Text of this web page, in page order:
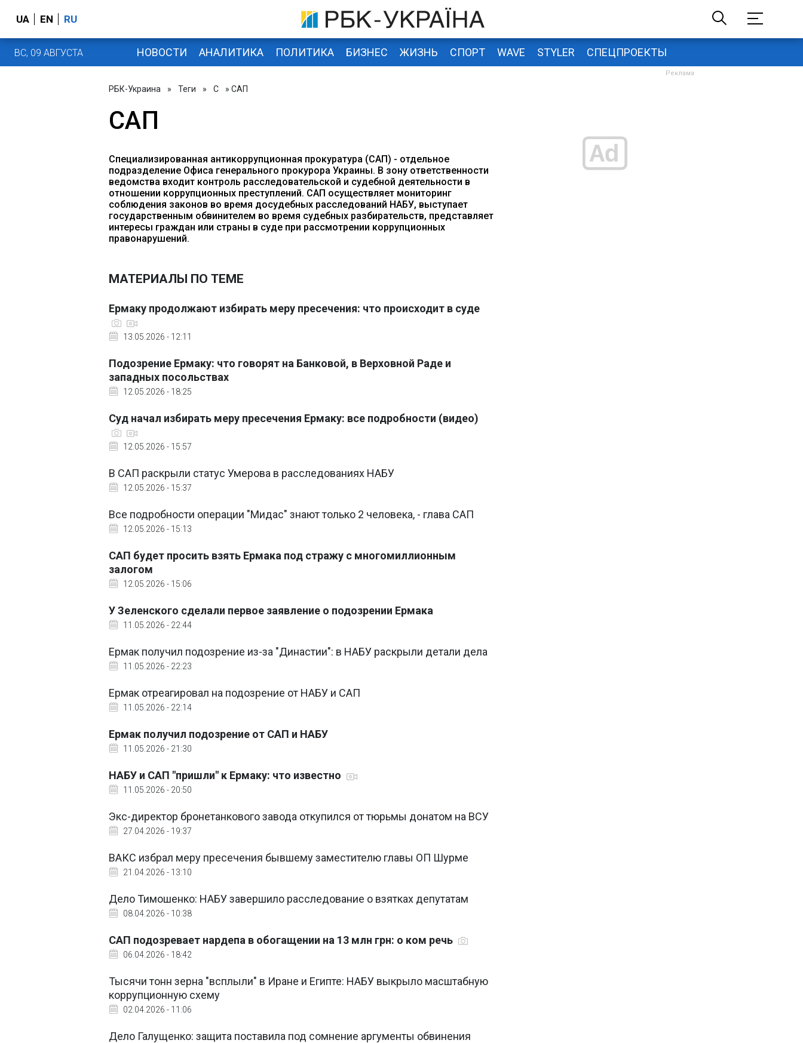
UA EN RU
ВС, 09 АВГУСТА НОВОСТИ АНАЛИТИКА ПОЛИТИКА БИЗНЕС ЖИЗНЬ СПОРТ WAVE STYLER СПЕЦПРОЕКТЫ
РБК-Украина » Теги » С » САП
САП
Специализированная антикоррупционная прокуратура (САП) - отдельное
подразделение Офиса генерального прокурора Украины. В зону ответственности
ведомства входит контроль расследовательской и судебной деятельности в
отношении коррупционных преступлений. САП осуществляет мониторинг
соблюдения законов во время досудебных расследований НАБУ, выступает
государственным обвинителем во время судебных разбирательств, представляет
интересы граждан или страны в суде при рассмотрении коррупционных
правонарушений.
МАТЕРИАЛЫ ПО ТЕМЕ
Ермаку продолжают избирать меру пресечения: что происходит в суде
13.05.2026 - 12:11
Подозрение Ермаку: что говорят на Банковой, в Верховной Раде и
западных посольствах
12.05.2026 - 18:25
Суд начал избирать меру пресечения Ермаку: все подробности (видео)
12.05.2026 - 15:57
В САП раскрыли статус Умерова в расследованиях НАБУ
12.05.2026 - 15:37
Все подробности операции "Мидас" знают только 2 человека, - глава САП
12.05.2026 - 15:13
САП будет просить взять Ермака под стражу с многомиллионным
залогом
12.05.2026 - 15:06
У Зеленского сделали первое заявление о подозрении Ермака
11.05.2026 - 22:44
Ермак получил подозрение из-за "Династии": в НАБУ раскрыли детали дела
11.05.2026 - 22:23
Ермак отреагировал на подозрение от НАБУ и САП
11.05.2026 - 22:14
Ермак получил подозрение от САП и НАБУ
11.05.2026 - 21:30
НАБУ и САП "пришли" к Ермаку: что известно
11.05.2026 - 20:50
Экс-директор бронетанкового завода откупился от тюрьмы донатом на ВСУ
27.04.2026 - 19:37
ВАКС избрал меру пресечения бывшему заместителю главы ОП Шурме
21.04.2026 - 13:10
Дело Тимошенко: НАБУ завершило расследование о взятках депутатам
08.04.2026 - 10:38
САП подозревает нардепа в обогащении на 13 млн грн: о ком речь
06.04.2026 - 18:42
Тысячи тонн зерна "всплыли" в Иране и Египте: НАБУ выкрыло масштабную
коррупционную схему
02.04.2026 - 11:06
Дело Галущенко: защита поставила под сомнение аргументы обвинения